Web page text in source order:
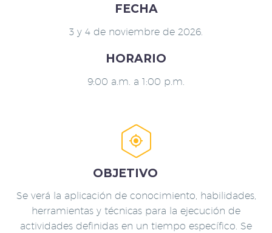
FECHA
3 y 4 de noviembre de 2026.
HORARIO
9:00 a.m. a 1:00 p.m.


OBJETIVO
Se verá la aplicación de conocimiento, habilidades,
herramientas y técnicas para la ejecución de
actividades definidas en un tiempo específico. Se